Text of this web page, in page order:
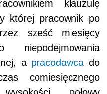
klauzulę
której pracownik po
sześć miesięcy
a pracodawca do
comiesięcznego